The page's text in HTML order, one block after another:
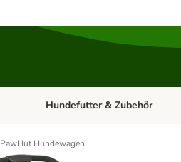
Kategorie-Menü öffnen:
Hundefutter & Zubehör
PawHut Hundewagen